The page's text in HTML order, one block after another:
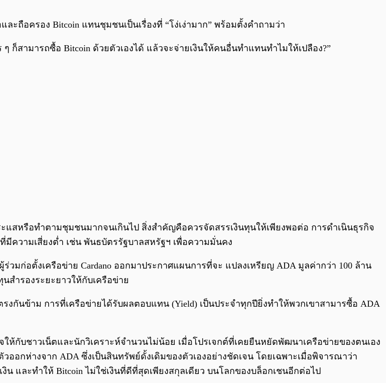
ะถือครอง Bitcoin แทนชุมชนเป็นเรื่องที่ “โง่เง่ามาก” พร้อมตั้งคำถามว่า
ก็สามารถซื้อ Bitcoin ด้วยตัวเองได้ แล้วจะจ่ายเงินให้คนอื่นทำแทนทำไมให้เปลือง?”
แสหรือทำตามชุมชนมากจนเกินไป สิ่งสำคัญคือควรจัดสรรเงินทุนให้เพียงพอต่อ การดำเนินธุรกิจ
ความเสี่ยงต่ำ เช่น พันธบัตรรัฐบาลสหรัฐฯ เพื่อความมั่นคง
ร่วมก่อตั้งเครือข่าย Cardano ออกมาประกาศแผนการที่จะ แปลงเหรียญ ADA มูลค่ากว่า 100 ล้าน
สำรองระยะยาวให้กับเครือข่าย
รงกันข้าม การที่เครือข่ายได้รับผลตอบแทน (Yield) เป็นประจำทุกปียิ่งทำให้พวกเขาสามารซื้อ ADA
ห้กับชาวเน็ตและนักวิเคราะห์จำนวนไม่น้อย เมื่อโปรเจกต์ที่เคยยืนหยัดพัฒนาเครือข่ายของตนเอง
อกห่างจาก ADA ซึ่งเป็นสินทรัพย์ดั้งเดิมของตัวเองอย่างชัดเจน โดยเฉพาะเมื่อพิจารณาว่า
งิน และทำให้ Bitcoin ไม่ใช่เงินที่ดีที่สุดเพียงสกุลเดียว บนโลกของบล็อกเชนอีกต่อไป